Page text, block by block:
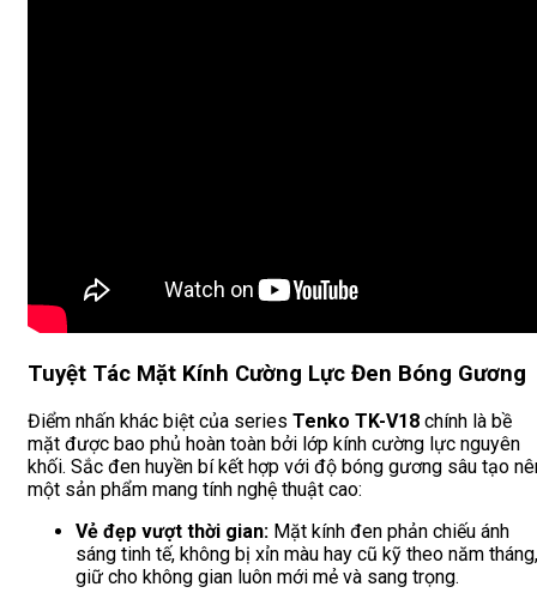
Tuyệt Tác Mặt Kính Cường Lực Đen Bóng Gương
Điểm nhấn khác biệt của series Tenko TK-V18 chính là bề
mặt được bao phủ hoàn toàn bởi lớp kính cường lực nguyên
khối. Sắc đen huyền bí kết hợp với độ bóng gương sâu tạo
một sản phẩm mang tính nghệ thuật cao:
Vẻ đẹp vượt thời gian: Mặt kính đen phản chiếu ánh
sáng tinh tế, không bị xỉn màu hay cũ kỹ theo năm tháng,
giữ cho không gian luôn mới mẻ và sang trọng.